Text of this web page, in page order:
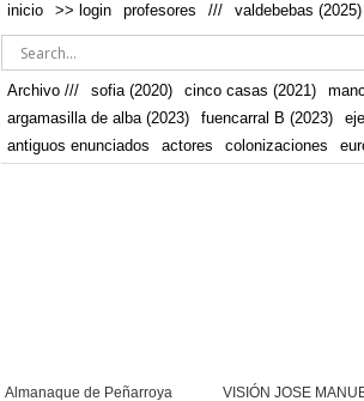
inicio >> login profesores /// valdebebas (2025)
Archivo /// sofia (2020) cinco casas (2021)
argamasilla de alba (2023)
fuencarral B (2023)
antiguos enunciados
actores colonizaciones
Almanaque de Peñarroya VISIÓN JOSE